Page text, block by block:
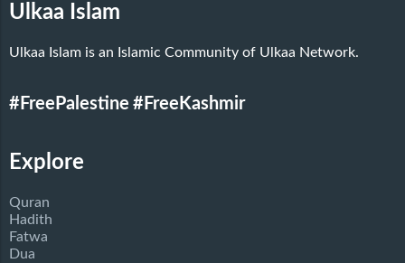
Ulkaa Islam
Ulkaa Islam is an Islamic Community of Ulkaa Network.
#FreePalestine #FreeKashmir
Explore
Quran
Hadith
Fatwa
Dua